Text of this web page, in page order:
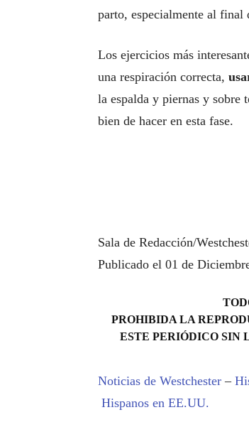
parto, especialmente al final
Los ejercicios más
una respiración correcta,
la espalda y piernas y sobre
bien de hacer en esta fase.
Sala de Redacción/
Publicado el 01 de
PROHIBIDA LA
ESTE PERIÓDICO SIN
Noticias de Westchester –
Hispanos en EE.UU.